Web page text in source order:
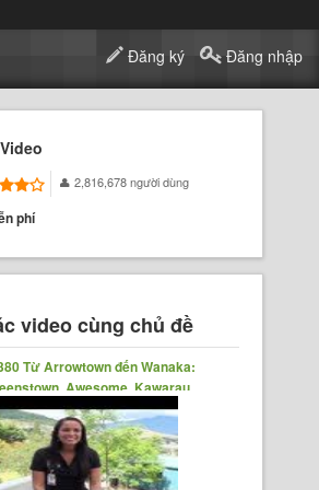
Đăng ký Đăng nhập
Video
2,816,678 người dùng
phí
video cùng chủ đề
Từ Arrowtown đến Wanaka:
Awesome, Kawarau
Bungy Jumping